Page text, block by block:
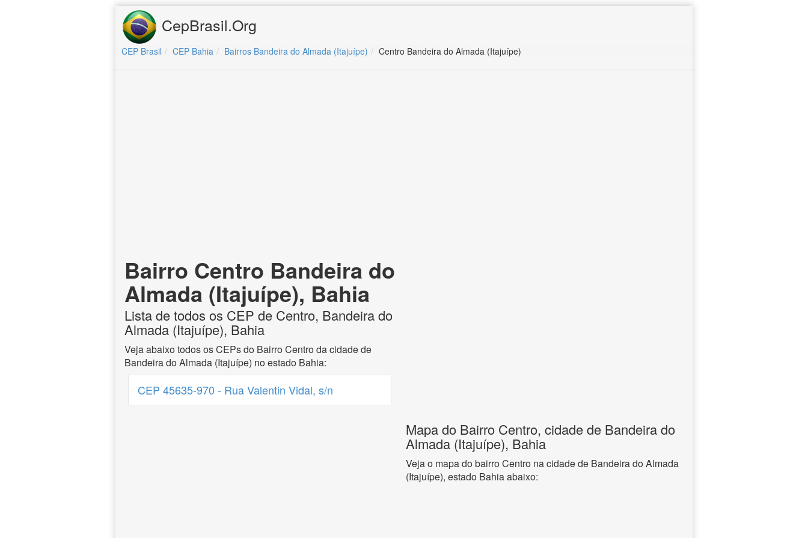
CepBrasil.Org
CEP Brasil CEP Bahia Bairros Bandeira do Almada (Itajuípe) Centro Bandeira do Almada (Itajuípe)
Bairro Centro Bandeira do
Almada (Itajuípe), Bahia
Lista de todos os CEP de Centro, Bandeira do
Almada (Itajuípe), Bahia
Veja abaixo todos os CEPs do Bairro Centro da cidade de
Bandeira do Almada (Itajuípe) no estado Bahia:
CEP 45635-970 - Rua Valentin Vidal, s/n
Mapa do Bairro Centro, cidade de Bandeira do
Almada (Itajuípe), Bahia
Veja o mapa do bairro Centro na cidade de Bandeira do Almada
(Itajuípe), estado Bahia abaixo: